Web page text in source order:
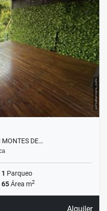
MONTES DE…
1 Parqueo
65Área m2
Alquiler